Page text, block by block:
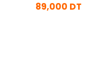
89,000 DT